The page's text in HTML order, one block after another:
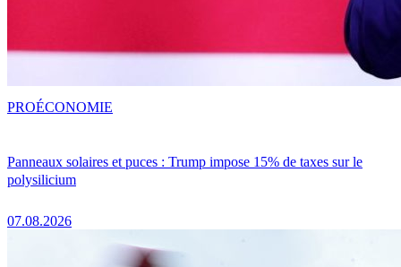
Panneaux solaires et puces : Trump impose 15% de taxes sur le
polysilicium
07.08.2026
PROÉCONOMIE